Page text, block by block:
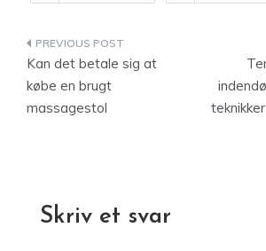
Indlægsnavigation
Kan det betale sig at
købe en brugt
massagestol
Skriv et svar